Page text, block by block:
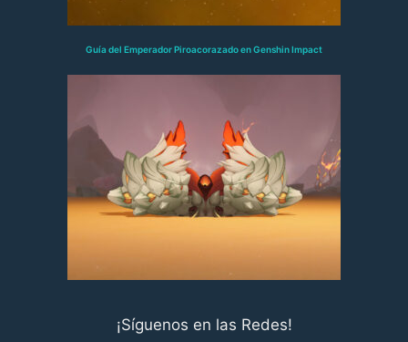
Guía del Emperador Piroacorazado en Genshin Impact
¡Síguenos en las Redes!